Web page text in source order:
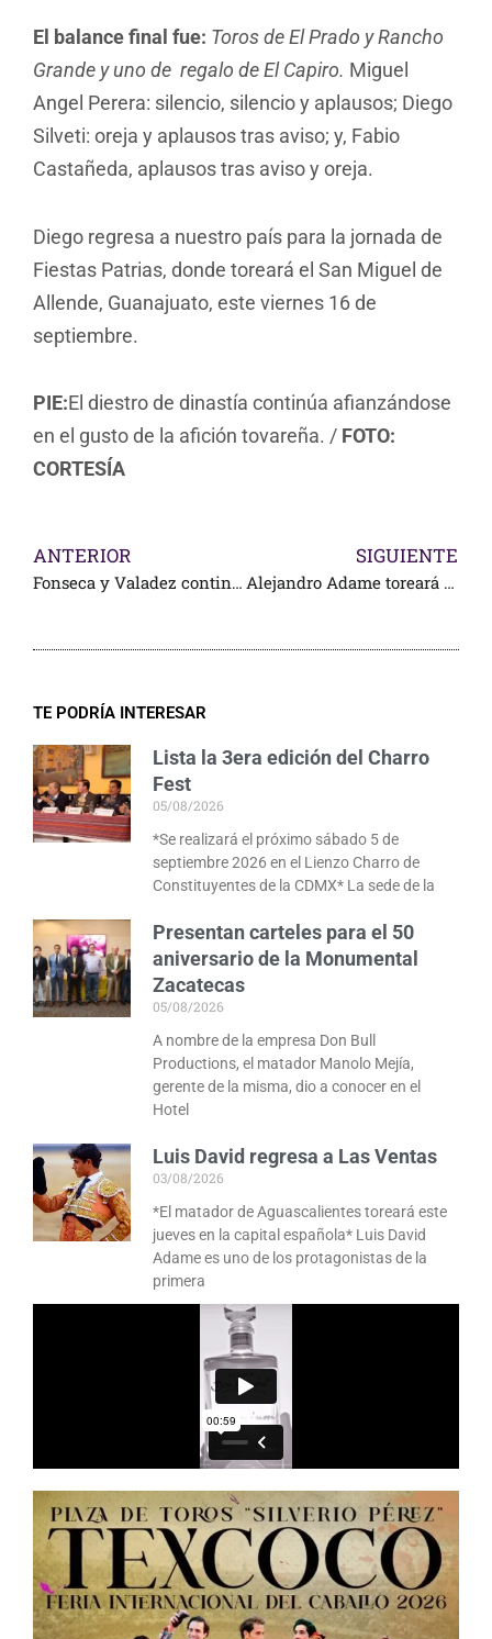
El balance final fue: Toros de El Prado y Rancho
Grande y uno de regalo de El Capiro. Miguel
Angel Perera: silencio, silencio y aplausos; Diego
Silveti: oreja y aplausos tras aviso; y, Fabio
Castañeda, aplausos tras aviso y oreja.
Diego regresa a nuestro país para la jornada de
Fiestas Patrias, donde toreará el San Miguel de
Allende, Guanajuato, este viernes 16 de
septiembre.
PIE:El diestro de dinastía continúa afianzándose
en el gusto de la afición tovareña. / FOTO:
CORTESÍA
ANTERIOR
Fonseca y Valadez continúan triunfando en España
SIGUIENTE
Alejandro Adame toreará Miuras
TE PODRÍA INTERESAR
Lista la 3era edición del Charro
Fest
05/08/2026
*Se realizará el próximo sábado 5 de
septiembre 2026 en el Lienzo Charro de
Constituyentes de la CDMX* La sede de la
Presentan carteles para el 50
aniversario de la Monumental
Zacatecas
05/08/2026
A nombre de la empresa Don Bull
Productions, el matador Manolo Mejía,
gerente de la misma, dio a conocer en el
Hotel
Luis David regresa a Las Ventas
03/08/2026
*El matador de Aguascalientes toreará este
jueves en la capital española* Luis David
Adame es uno de los protagonistas de la
primera